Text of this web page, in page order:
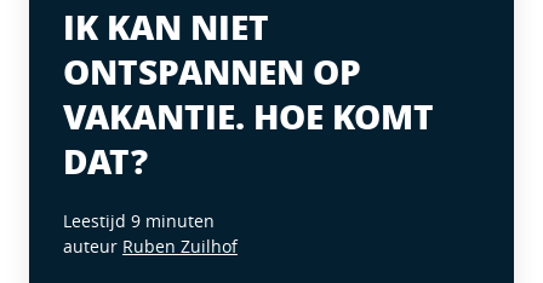
IK KAN NIET
ONTSPANNEN OP
VAKANTIE. HOE KOMT
DAT?
Leestijd 9 minuten
auteur Ruben Zuilhof